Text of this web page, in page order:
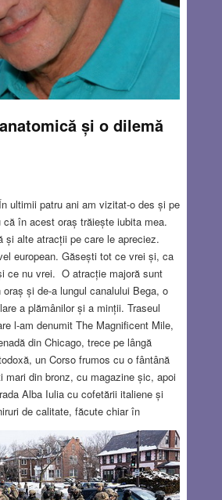
și o dilemă
ultimii patru ani am vizitat-o des și pe
că în acest oraș trăiește iubita mea.
și alte atracții pe care le apreciez.
european. Găsești tot ce vrei și, ca
ce nu vrei. O atracție majoră sunt
și de-a lungul canalului Bega, o
a plămânilor și a minții. Traseul
l-am denumit The Magnificent Mile,
din Chicago, trece pe lângă
un Corso frumos cu o fântână
mari din bronz, cu magazine șic, apoi
Alba Iulia cu cofetării italiene și
de calitate, făcute chiar în
în China. E plin de muzicieni de
clovni, ceea ce creează o atmosferă
lucruri foarte amuzante, unele chiar
mergeam pe strada Ungureanu și în